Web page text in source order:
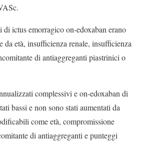
di ictus emorragico on-edoxaban erano
da età, insufficienza renale, insufficienza
di antiaggreganti piastrinici o
complessivi e on-edoxaban di
bassi e non sono stati aumentati da
come età, compromissione
di antiaggreganti e punteggi